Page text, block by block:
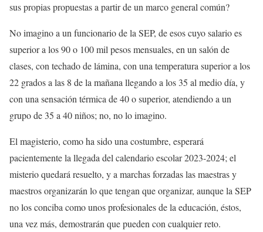
sus propias propuestas a partir de un marco general común?
No imagino a un funcionario de la SEP, de esos cuyo salario es
superior a los 90 o 100 mil pesos mensuales, en un salón de
clases, con techado de lámina, con una temperatura superior a los
22 grados a las 8 de la mañana llegando a los 35 al medio día, y
con una sensación térmica de 40 o superior, atendiendo a un
grupo de 35 a 40 niños; no, no lo imagino.
El magisterio, como ha sido una costumbre, esperará
pacientemente la llegada del calendario escolar 2023-2024; el
misterio quedará resuelto, y a marchas forzadas las maestras y
maestros organizarán lo que tengan que organizar, aunque la SEP
no los conciba como unos profesionales de la educación, éstos,
una vez más, demostrarán que pueden con cualquier reto.